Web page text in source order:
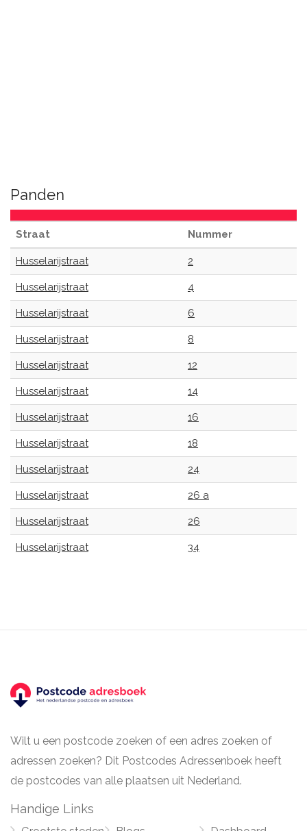
Panden
Straat Nummer
Husselarijstraat 2
Husselarijstraat 4
Husselarijstraat 6
Husselarijstraat 8
Husselarijstraat 12
Husselarijstraat 14
Husselarijstraat 16
Husselarijstraat 18
Husselarijstraat 24
Husselarijstraat 26 a
Husselarijstraat 26
Husselarijstraat 34
Wilt u een postcode zoeken of een adres zoeken of
adressen zoeken? Dit Postcodes Adressenboek heeft
de postcodes van alle plaatsen uit Nederland.
Handige Links